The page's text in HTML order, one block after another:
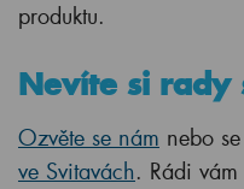
produktu.
Nevíte si rady
Ozvěte se nám nebo
ve Svitavách. Rádi